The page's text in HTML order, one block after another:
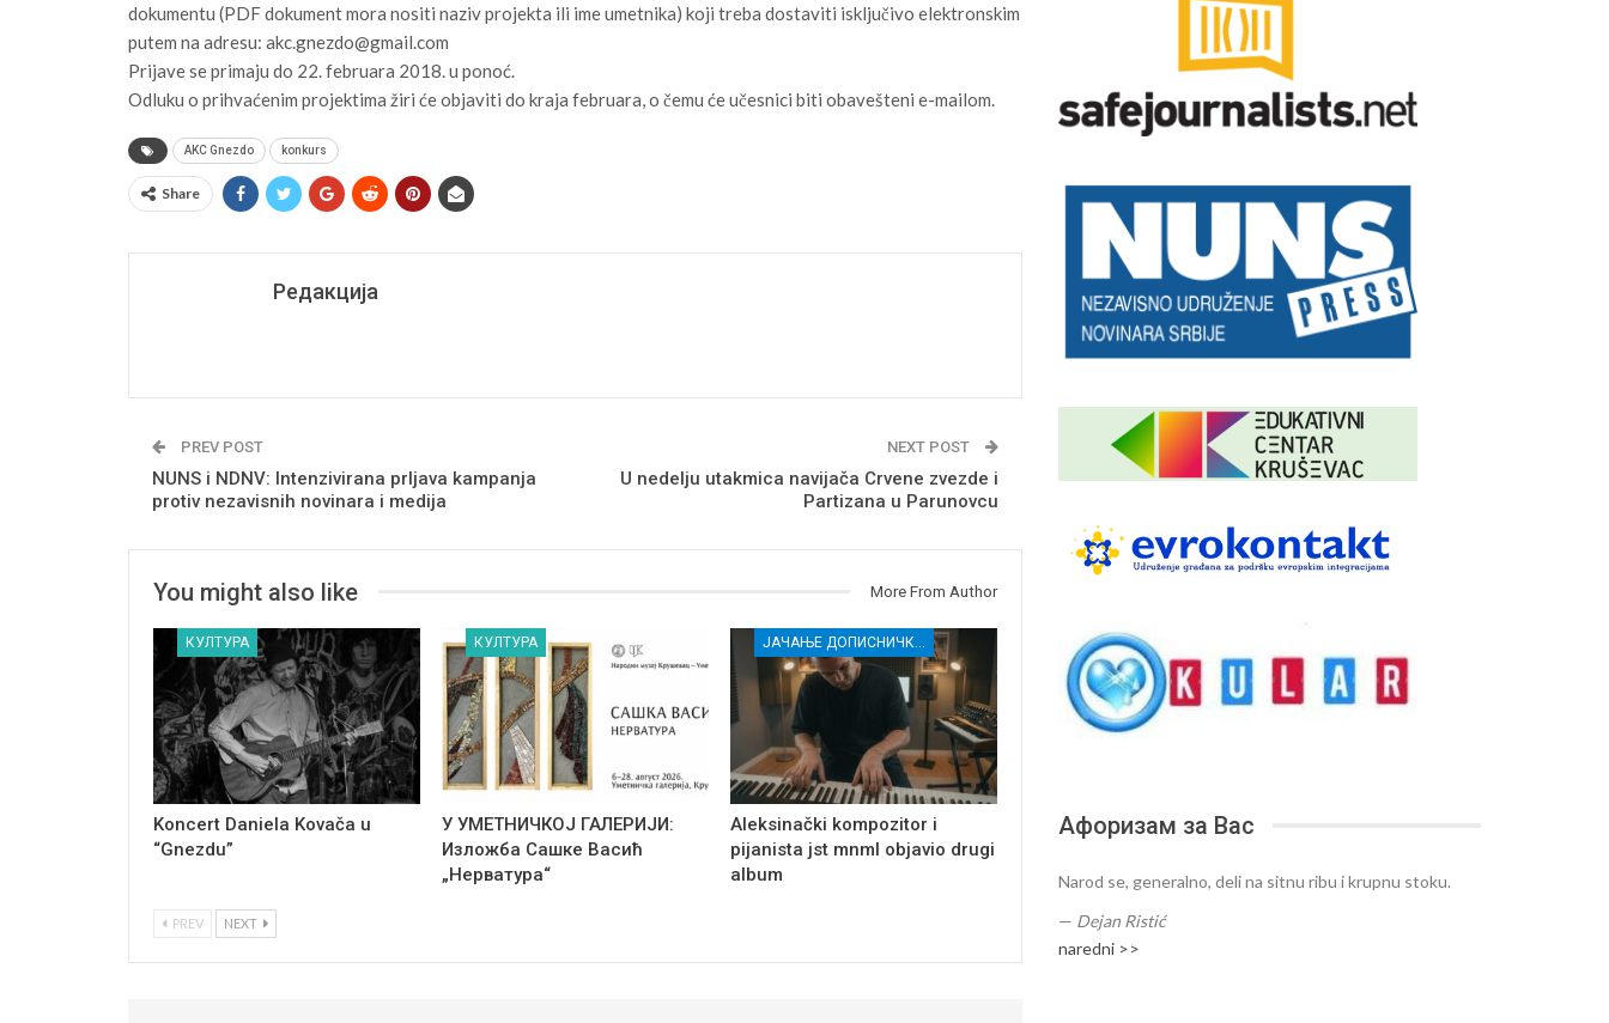
dokumentu (PDF dokument mora nositi naziv projekta ili ime umetnika) koji treba dostaviti isključivo elektronskim
putem na adresu: akc.gnezdo@gmail.com
Prijave se primaju do 22. februara 2018. u ponoć.
Odluku o prihvaćenim projektima žiri će objaviti do kraja februara, o čemu će učesnici biti obavešteni e-mailom.
AKC Gnezdo konkurs
Share
Редакција
PREV POST
NUNS i NDNV: Intenzivirana prljava kampanja
protiv nezavisnih novinara i medija
NEXT POST
U nedelju utakmica navijača Crvene zvezde i
Partizana u Parunovcu
You might also like More From Author
КУЛТУРА
Koncert Daniela Kovača u
“Gnezdu”
КУЛТУРА
У УМЕТНИЧКОЈ ГАЛЕРИЈИ:
Изложба Сашке Васић
„Нерватура“
ЈАЧАЊЕ ДОПИСНИЧКЕ МРЕЖЕ НЕЗАВИСНИХ МЕДИЈА У РАСИНСКОМ ОКРУГУ
Aleksinački kompozitor i
pijanista jst mnml objavio drugi
album
PREV NEXT
Афоризам за Вас
Narod se, generalno, deli na sitnu ribu i krupnu stoku.
— Dejan Ristić
naredni >>